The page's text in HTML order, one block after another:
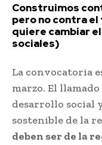
Construimos
pero no contra
quiere cambiar
sociales)
La convocatoria
marzo. El
desarrollo social
sostenible de la
deben ser de la